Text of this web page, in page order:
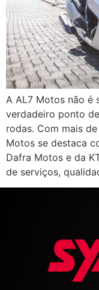
A AL7 Motos não é
verdadeiro ponto
rodas. Com mais
Motos se destaca
Dafra Motos e da
de serviços,